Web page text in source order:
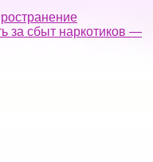
за сбыт наркотиков —